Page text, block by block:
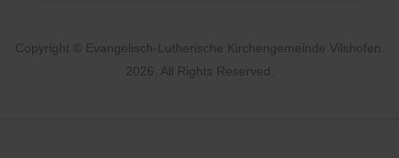
Copyright © Evangelisch-Lutherische Kirchengemeinde Vilshofen.
2026. All Rights Reserved.